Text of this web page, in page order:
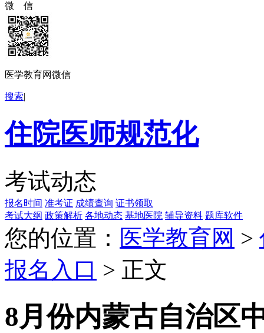
微 信
医学教育网微信
搜索|
住院医师规范化
考试动态
报名时间 准考证 成绩查询 证书领取
考试大纲 政策解析 各地动态 基地医院 辅导资料 题库软件
您的位置： 医学教育网 >
报名入口 > 正文
8月份内蒙古自治区